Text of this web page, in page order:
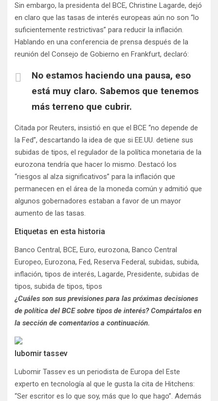
Sin embargo, la presidenta del BCE, Christine Lagarde, dejó
en claro que las tasas de interés europeas aún no son “lo
suficientemente restrictivas” para reducir la inflación.
Hablando en una conferencia de prensa después de la
reunión del Consejo de Gobierno en Frankfurt, declaró:
No estamos haciendo una pausa, eso
está muy claro. Sabemos que tenemos
más terreno que cubrir.
Citada por Reuters, insistió en que el BCE “no depende de
la Fed”, descartando la idea de que si EE.UU. detiene sus
subidas de tipos, el regulador de la política monetaria de la
eurozona tendría que hacer lo mismo. Destacó los
“riesgos al alza significativos” para la inflación que
permanecen en el área de la moneda común y admitió que
algunos gobernadores estaban a favor de un mayor
aumento de las tasas.
Etiquetas en esta historia
Banco Central, BCE, Euro, eurozona, Banco Central
Europeo, Eurozona, Fed, Reserva Federal, subidas, subida,
inflación, tipos de interés, Lagarde, Presidente, subidas de
tipos, subida de tipos, tipos
¿Cuáles son sus previsiones para las próximas decisiones
de política del BCE sobre tipos de interés? Compártalos en
la sección de comentarios a continuación.
lubomir tassev
Lubomir Tassev es un periodista de Europa del Este
experto en tecnología al que le gusta la cita de Hitchens:
“Ser escritor es lo que soy, más que lo que hago”. Además